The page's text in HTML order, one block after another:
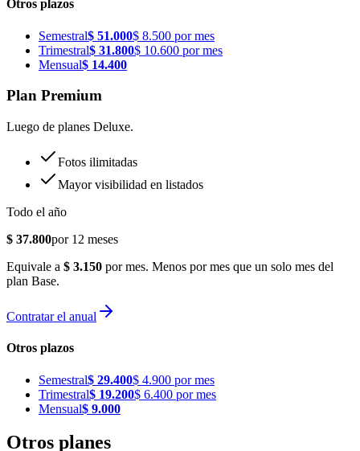
Otros plazos
Semestral$ 51.000$ 8.500 por mes
Trimestral$ 31.800$ 10.600 por mes
Mensual$ 14.400
Plan Premium
Luego de planes Deluxe.
Fotos ilimitadas
Mayor visibilidad en listados
Todo el año
$ 37.800por 12 meses
Equivale a $ 3.150 por mes. Menos por mes que un solo mes del
plan Base.
Contratar el anual
Otros plazos
Semestral$ 29.400$ 4.900 por mes
Trimestral$ 19.200$ 6.400 por mes
Mensual$ 9.000
Otros planes